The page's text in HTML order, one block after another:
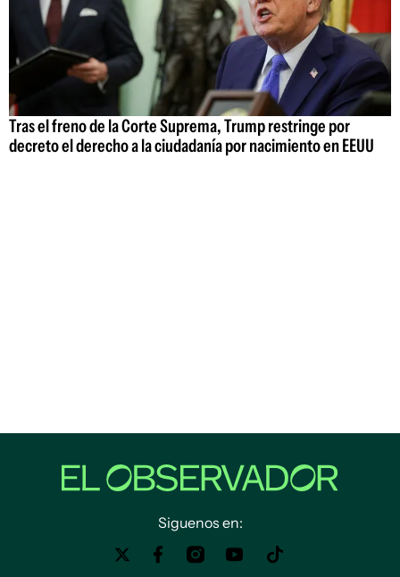
Tras el freno de la Corte Suprema, Trump restringe por
decreto el derecho a la ciudadanía por nacimiento en EEUU
Siguenos en: